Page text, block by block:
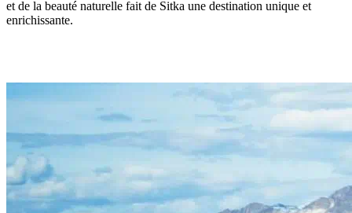
et de la beauté naturelle fait de Sitka une destination unique et
enrichissante.